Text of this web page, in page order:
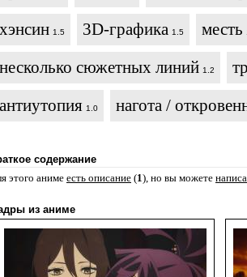
хэнсин 1.5 3D-графика 1.5 месть
несколько сюжетных линий 1.2
антиутопия 1.0 нагота /
содержание
этого аниме есть описание (1), но вы можете
из аниме